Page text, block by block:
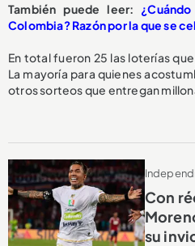
También puede leer:
Colombia? Razón por la que se
En total fueron 25 las loterías
La mayoría para quienes
otros sorteos que entregan
Con
su